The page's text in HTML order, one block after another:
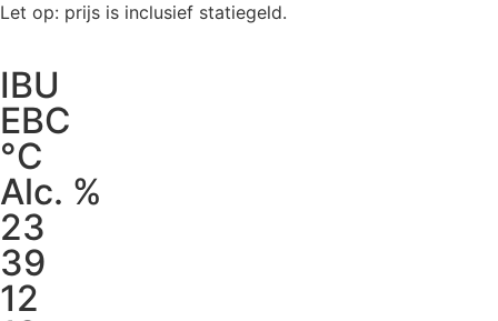
Let op: prijs is inclusief statiegeld.
IBU
EBC
°C
Alc. %
23
39
12